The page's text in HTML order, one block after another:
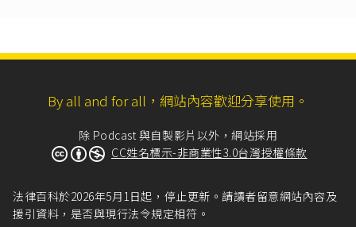
上鎖、設定密碼、作好保全措施（如限制訪客接
最高法院107年度台上字第2950號刑事判決：「至
會所可能之方法或技術，將不被公眾知悉之資
訊，依業務需要分類、分級而由不同之授權職務
等級者知悉，除有使人瞭解秘密所有人有將該資
積極作為。」
臺灣高等法院103年度勞上易字第71號民事判決
By all and for all，網站內容歡迎分享使用。
除 Podcast 與自製影片以外，網站採用
CC姓名標示-非商業性3.0台灣授權條款
法律百科於2026年5月1日起，停止更新。請讀者留意網站內容及
援引資料，是否與現行法令規定相符。